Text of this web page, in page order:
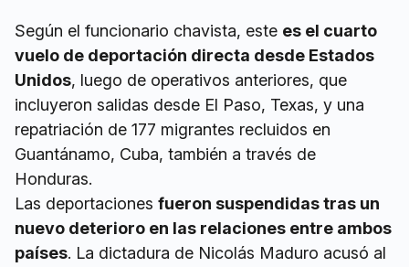
Según el funcionario chavista, este es el cuarto
vuelo de deportación directa desde Estados
Unidos, luego de operativos anteriores, que
incluyeron salidas desde El Paso, Texas, y una
repatriación de 177 migrantes recluidos en
Guantánamo, Cuba, también a través de
Honduras.
Las deportaciones fueron suspendidas tras un
nuevo deterioro en las relaciones entre ambos
países. La dictadura de Nicolás Maduro acusó al